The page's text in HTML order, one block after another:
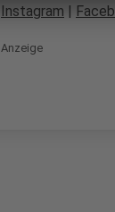
Instagram |
Anzeige